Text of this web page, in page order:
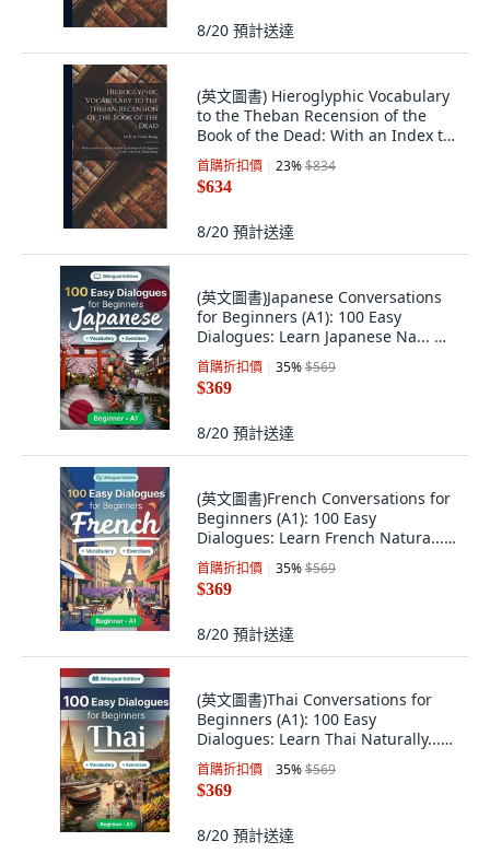
8/20 預計送達
(英文圖書) Hieroglyphic Vocabulary
to the Theban Recension of the
Book of the Dead: With an Index to
All... 精裝版, Legare Street Press, 英
文
首購折扣價 23%$834
$634
8/20 預計送達
(英文圖書)Japanese Conversations
for Beginners (A1): 100 Easy
Dialogues: Learn Japanese Na... 平
裝版, Independently Published, 英
文
首購折扣價 35%$569
$369
8/20 預計送達
(英文圖書)French Conversations for
Beginners (A1): 100 Easy
Dialogues: Learn French Natura...
平裝版, Independently Published,
英文
首購折扣價 35%$569
$369
8/20 預計送達
(英文圖書)Thai Conversations for
Beginners (A1): 100 Easy
Dialogues: Learn Thai Naturally...
平裝版, Independently Published,
英文
首購折扣價 35%$569
$369
8/20 預計送達